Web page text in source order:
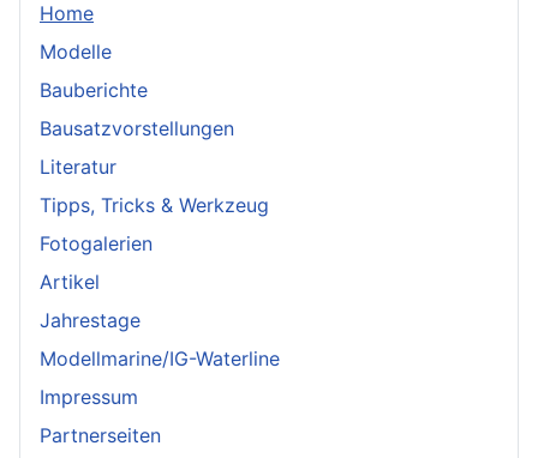
Home
Modelle
Bauberichte
Bausatzvorstellungen
Literatur
Tipps, Tricks & Werkzeug
Fotogalerien
Artikel
Jahrestage
Modellmarine/IG-Waterline
Impressum
Partnerseiten